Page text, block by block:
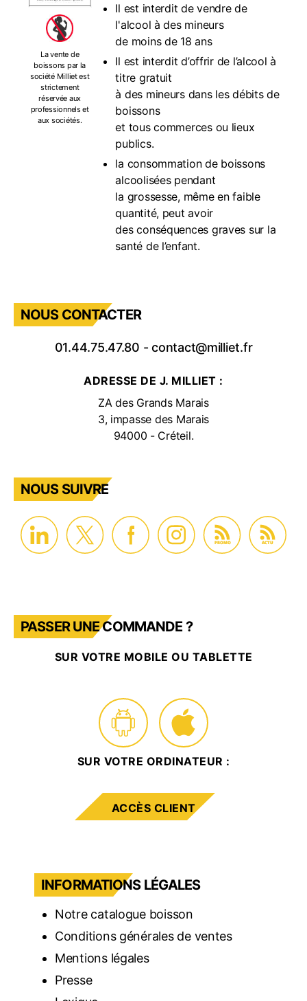
La vente de
boissons par la
société Milliet est
strictement
réservée aux
professionnels et
aux sociétés.
Il est interdit de vendre de
l'alcool à des mineurs
de moins de 18 ans
Il est interdit d’offrir de l’alcool à
titre gratuit
à des mineurs dans les débits de
boissons
et tous commerces ou lieux
publics.
la consommation de boissons
alcoolisées pendant
la grossesse, même en faible
quantité, peut avoir
des conséquences graves sur la
santé de l’enfant.
NOUS CONTACTER
01.44.75.47.80 -contact@milliet.fr
ADRESSE DE J. MILLIET :
ZA des Grands Marais
3, impasse des Marais
94000 - Créteil.
NOUS SUIVRE
PROMO ACTU
PASSER UNE COMMANDE ?
SUR VOTRE MOBILE OU TABLETTE
SUR VOTRE ORDINATEUR :
ACCÈS CLIENT
INFORMATIONS LÉGALES
Notre catalogue boisson
Conditions générales de ventes
Mentions légales
Presse